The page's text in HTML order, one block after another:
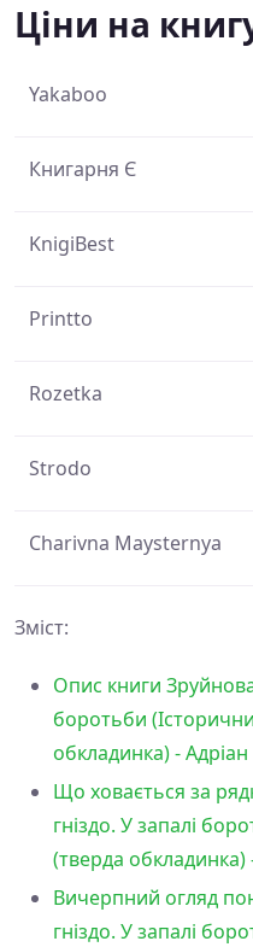
Ціни на
Yakaboo
Книгарня Є
KnigiBest
Printto
Rozetka
Strodo
Charivna Maysternya
Зміст:
Опис книги
боротьби
обкладинка) -
Що ховається за
гніздо. У запалі
(тверда
Вичерпний огляд
гніздо. У запалі